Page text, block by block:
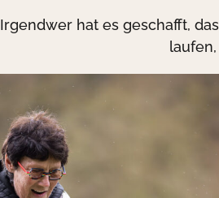
Irgendwer hat es geschafft,